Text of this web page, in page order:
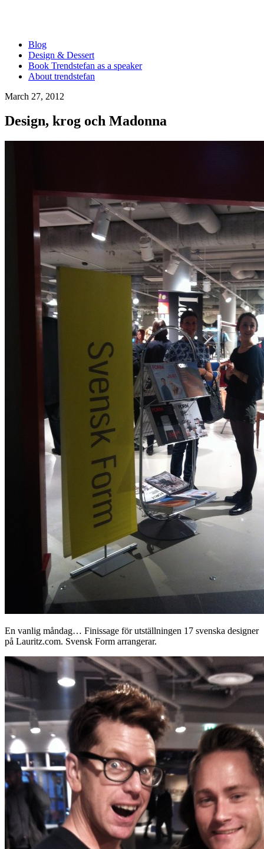
Blog
Design & Dessert
Book Trendstefan as a speaker
About trendstefan
March 27, 2012
Design, krog och Madonna
En vanlig måndag… Finissage för utställningen 17 svenska designer
på Lauritz.com. Svensk Form arrangerar.